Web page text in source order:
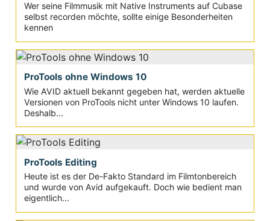
Wer seine Filmmusik mit Native Instruments auf Cubase
selbst recorden möchte, sollte einige Besonderheiten
kennen
ProTools ohne Windows 10
Wie AVID aktuell bekannt gegeben hat, werden aktuelle
Versionen von ProTools nicht unter Windows 10 laufen.
Deshalb...
ProTools Editing
Heute ist es der De-Fakto Standard im Filmtonbereich
und wurde von Avid aufgekauft. Doch wie bedient man
eigentlich...